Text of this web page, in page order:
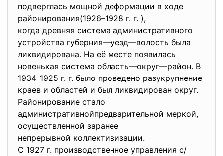
подверглась мощной деформации в ходе
районирования(1926–1928 г. г. ),
когда древняя система административного
устройства губерния—уезд—волость была
ликвидирована. На её месте появилась
новенькая система область—округ—район. В
1934-1925 г. г. было проведено разукрупнение
краев и областей и был ликвидирован округ.
Районирование стало
административнойпредварительной меркой,
осуществленной заранее
непрерывной коллективизации.
С 1927 г. производственное управления с/